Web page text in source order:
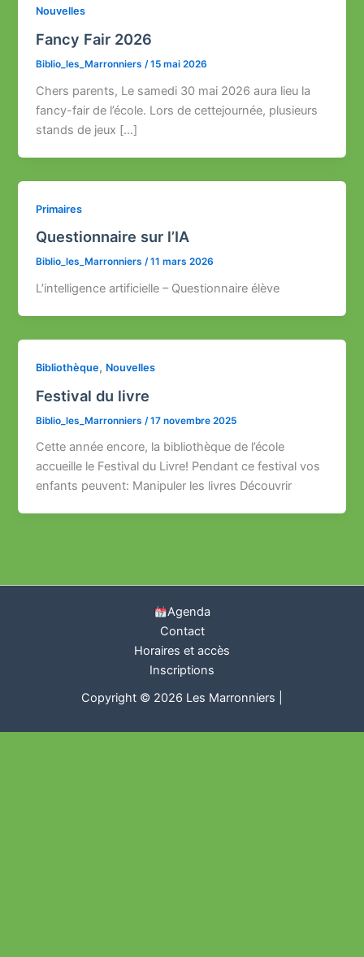
Nouvelles
Fancy Fair 2026
Biblio_les_Marronniers/15 mai 2026
Chers parents, Le samedi 30 mai 2026 aura lieu la
fancy-fair de l’école. Lors de cettejournée, plusieurs
stands de jeux […]
Primaires
Questionnaire sur l’IA
Biblio_les_Marronniers/11 mars 2026
L’intelligence artificielle – Questionnaire élève
Bibliothèque, Nouvelles
Festival du livre
Biblio_les_Marronniers /17 novembre 2025
Cette année encore, la bibliothèque de l’école
accueille le Festival du Livre! Pendant ce festival vos
enfants peuvent: Manipuler les livres Découvrir
Agenda
Contact
Horaires et accès
Inscriptions
Copyright © 2026 Les Marronniers |